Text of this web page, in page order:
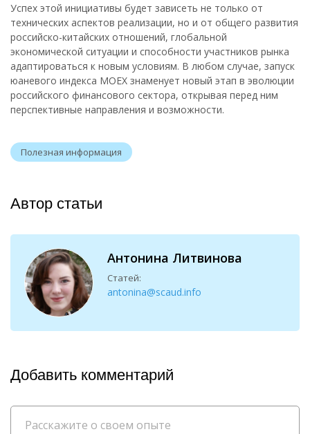
Успех этой инициативы будет зависеть не только от
технических аспектов реализации, но и от общего развития
российско-китайских отношений, глобальной
экономической ситуации и способности участников рынка
адаптироваться к новым условиям. В любом случае, запуск
юаневого индекса MOEX знаменует новый этап в эволюции
российского финансового сектора, открывая перед ним
перспективные направления и возможности.
Полезная информация
Автор статьи
Антонина Литвинова
Статей:
antonina@scaud.info
Добавить комментарий